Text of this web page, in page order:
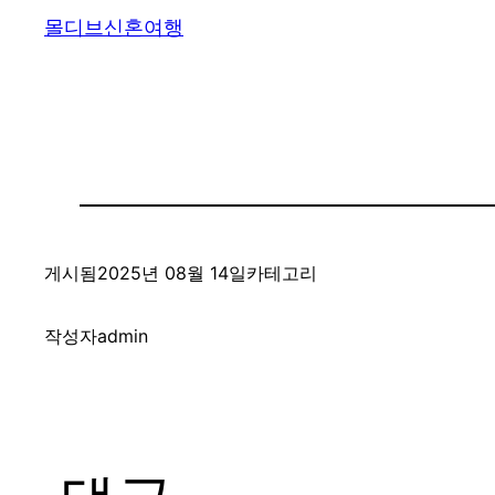
몰디브신혼여행
게시됨2025년 08월 14일카테고리
작성자admin